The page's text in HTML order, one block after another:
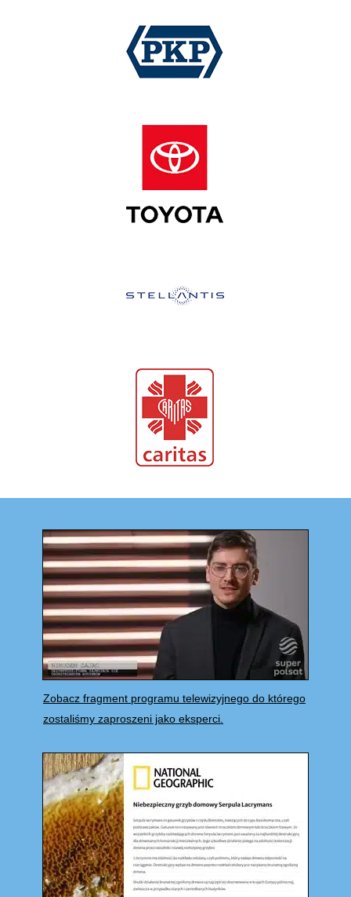
Zobacz fragment programu telewizyjnego do którego
zostaliśmy zaproszeni jako eksperci.